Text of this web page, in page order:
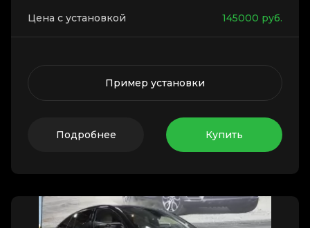
Цена с установкой 145000 руб.
Пример установки
Подробнее Купить